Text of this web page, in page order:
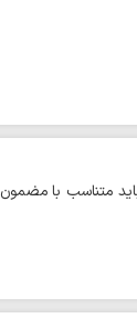
متناسب با